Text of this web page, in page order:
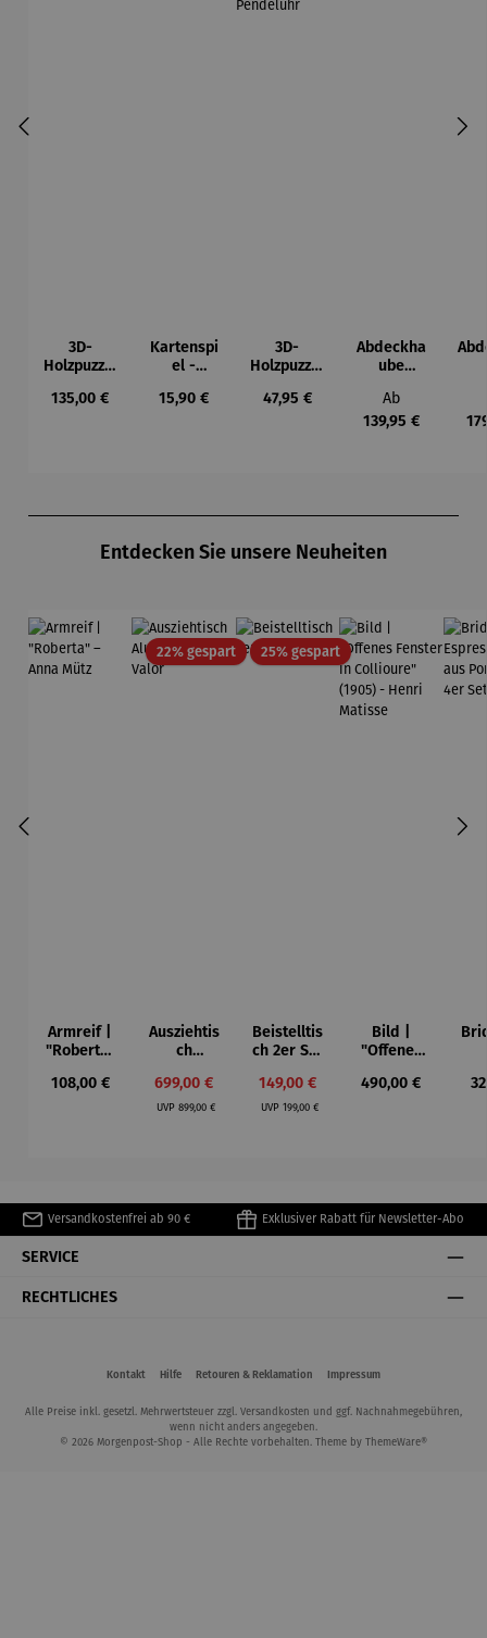
3D-
Holzpuzzle
Weltkarte
Regulärer Preis:
135,00 €
Kartenspi
el -
Regulärer Preis:
15,90 €
3D-
Holzpuzzle
Pendeluhr
Regulärer Preis:
47,95 €
Abdeckha
ube
en
Regulärer
Ab
139,95 €
Entdecken Sie unsere Neuheiten
Armreif |
"Roberta"
Mütz
Regulärer Preis:
108,00 €
22% gespartRabatt
Ausziehtis
ch
– Valor
Verkaufspreis:
699,00 €
UVPRegulärer Preis:
899,00 €
25% gespartRabatt
Beistelltis
ch 2er Set
Verkaufspreis:
149,00 €
UVP Regulärer Preis:
199,00 €
Bild |
"Offenes
Collioure"
Regulärer Preis:
490,00 €
Versandkostenfrei ab 90 € Exklusiver Rabatt für Newsletter-Abo
SERVICE
RECHTLICHES
Kontakt Hilfe Retouren & Reklamation Impressum
Alle Preise inkl. gesetzl. Mehrwertsteuer zzgl. Versandkosten und ggf. Nachnahmegebühren,
wenn nicht anders angegeben.
© 2026 Morgenpost-Shop - Alle Rechte vorbehalten. Theme by ThemeWare®